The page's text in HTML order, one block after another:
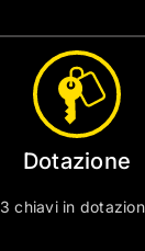
Dotazione
3 chiavi in